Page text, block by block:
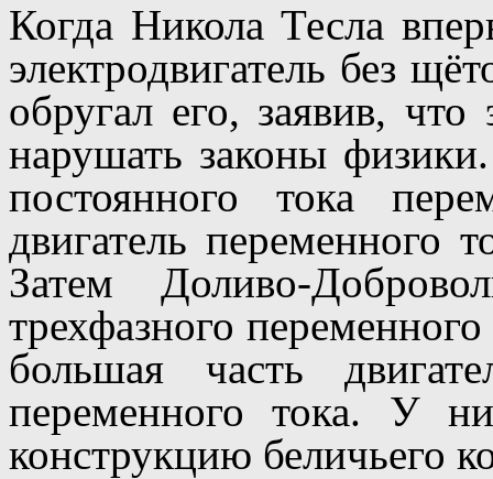
Когда Никола Тесла
электродвигатель без
обругал его, заявив,
нарушать законы
постоянного тока
двигатель переменного
Затем Доливо-
трехфазного
большая часть
переменного тока. У
конструкцию беличьего